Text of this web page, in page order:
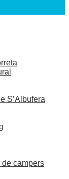
S’Albufera
campers